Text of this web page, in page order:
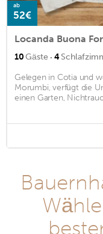
ab
52€
Locanda Buona
10Gäste · 4
Gelegen in Cotia und
Morumbi, verfügt die
einen Garten,